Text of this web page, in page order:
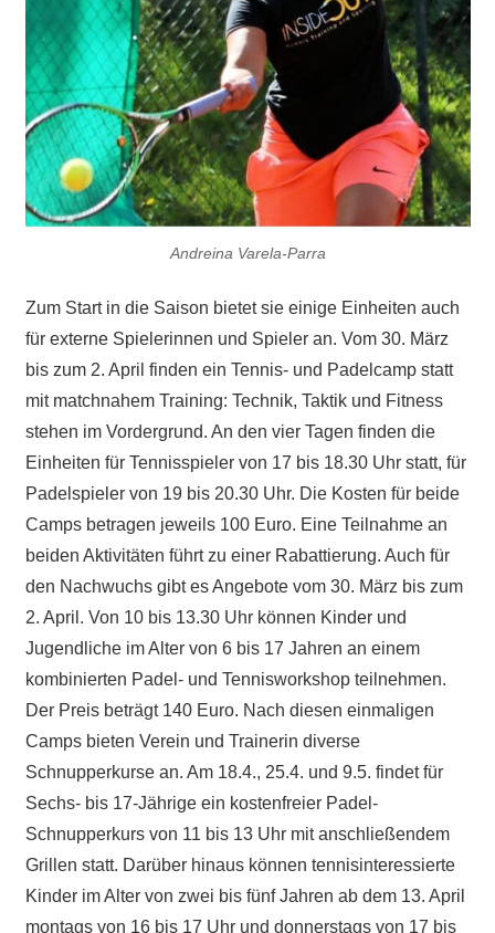
Andreina Varela-Parra
Zum Start in die Saison bietet sie einige Einheiten auch
für externe Spielerinnen und Spieler an. Vom 30. März
bis zum 2. April finden ein Tennis- und Padelcamp statt
mit matchnahem Training: Technik, Taktik und Fitness
stehen im Vordergrund. An den vier Tagen finden die
Einheiten für Tennisspieler von 17 bis 18.30 Uhr statt, für
Padelspieler von 19 bis 20.30 Uhr. Die Kosten für beide
Camps betragen jeweils 100 Euro. Eine Teilnahme an
beiden Aktivitäten führt zu einer Rabattierung. Auch für
den Nachwuchs gibt es Angebote vom 30. März bis zum
2. April. Von 10 bis 13.30 Uhr können Kinder und
Jugendliche im Alter von 6 bis 17 Jahren an einem
kombinierten Padel- und Tennisworkshop teilnehmen.
Der Preis beträgt 140 Euro. Nach diesen einmaligen
Camps bieten Verein und Trainerin diverse
Schnupperkurse an. Am 18.4., 25.4. und 9.5. findet für
Sechs- bis 17-Jährige ein kostenfreier Padel-
Schnupperkurs von 11 bis 13 Uhr mit anschließendem
Grillen statt. Darüber hinaus können tennisinteressierte
Kinder im Alter von zwei bis fünf Jahren ab dem 13. April
montags von 16 bis 17 Uhr und donnerstags von 17 bis